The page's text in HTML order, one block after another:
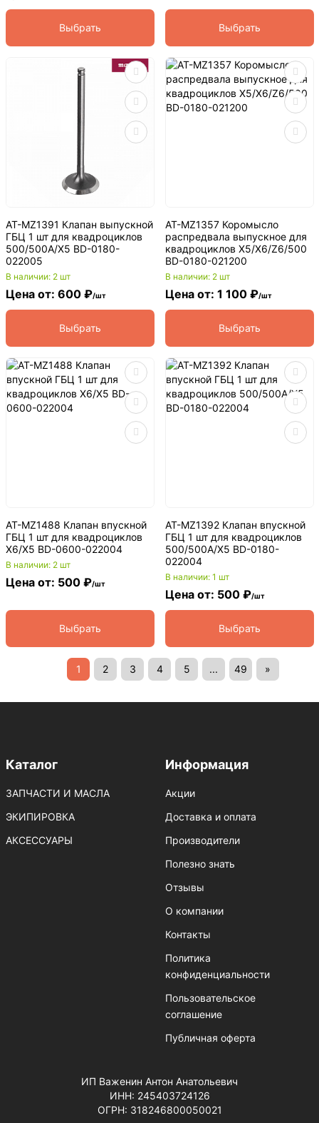
Выбрать Выбрать
AT-MZ1391 Клапан выпускной
ГБЦ 1 шт для квадроциклов
500/500A/X5 BD-0180-
022005
В наличии: 2 шт
Цена от: 600 ₽/шт
Выбрать
AT-MZ1357 Коромысло
распредвала выпускное для
квадроциклов X5/X6/Z6/500
BD-0180-021200
В наличии: 2 шт
Цена от: 1 100 ₽/шт
Выбрать
AT-MZ1488 Клапан впускной
ГБЦ 1 шт для квадроциклов
X6/X5 BD-0600-022004
В наличии: 2 шт
Цена от: 500 ₽/шт
Выбрать
AT-MZ1392 Клапан впускной
ГБЦ 1 шт для квадроциклов
500/500A/X5 BD-0180-
022004
В наличии: 1 шт
Цена от: 500 ₽/шт
Выбрать
1 2 3 4 5 ... 49 »
Каталог
ЗАПЧАСТИ И МАСЛА
ЭКИПИРОВКА
АКСЕССУАРЫ
Информация
Акции
Доставка и оплата
Производители
Полезно знать
Отзывы
О компании
Контакты
Политика
конфиденциальности
Пользовательское
соглашение
Публичная оферта
ИП Важенин Антон Анатольевич
ИНН: 245403724126
ОГРН: 318246800050021